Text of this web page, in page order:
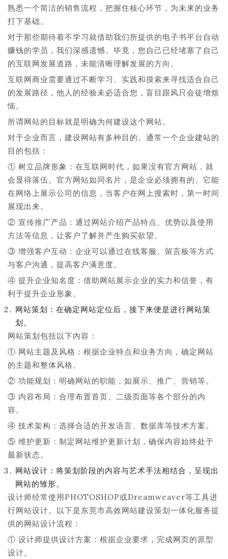
熟悉一个简洁的销售流程，把握住核心环节，为未来的业务
打下基础。
对于那些期待着不学习就借助我们所提供的电子书平台自动
赚钱的学员，我们深感遗憾。毕竟，您自己已经堵塞了自己
的互联网发展道路，未能清晰理解发展的方向。
互联网商业需要通过不断学习、实践和摸索来寻找适合自己
的发展路径，他人的经验未必适合您，盲目跟风只会徒增烦
恼。
所谓网站的目标就是明确为何建设这个网站。
对于企业而言，建设网站有多种目的。通常一个企业建站的
目的包括：
① 树立品牌形象：在互联网时代，如果没有官方网站，就
会显得落伍。官方网站如同名片，是企业必须拥有的。它能
在网络上展示公司的信息，当客户在网上搜索时，第一时间
展现出来。
② 宣传推广产品：通过网站介绍产品特点、优势以及使用
方法等信息，让客户了解并产生购买欲望。
③ 增强客户互动：企业可以通过在线客服、留言板等方式
与客户沟通，提高客户满意度。
④ 提升企业知名度：借助网站展示企业的实力和信誉，有
利于提升企业形象。
网站策划：在确定网站定位后，接下来便是进行网站策
划。
网站策划包括以下内容：
① 网站主题及风格：根据企业特点和业务方向，确定网站
的主题和整体风格。
② 功能规划：明确网站的职能，如展示、推广、营销等。
③ 内容布局：合理布置首页、二级页面等各个部分的内
容。
④ 技术架构：选择合适的开发语言、数据库等技术方案。
⑤ 维护更新：制定网站维护更新计划，确保内容始终处于
最新状态。
网站设计：将策划阶段的内容与艺术手法相结合，呈现出
网站的雏形。
设计师经常使用PHOTOSHOP或Dreamweaver等工具进
行网站设计。以下是东莞市高效网站建设策划一体化服务提
供的网站设计流程：
① 设计师提供设计方案：根据企业要求，完成网页的原型
设计。